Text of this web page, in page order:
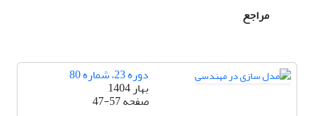
مراجع
دوره 23، شماره 80
بهار 1404
صفحه47-57